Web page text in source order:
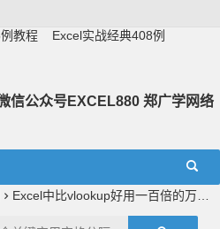
教程
Excel实战经典408例
信公众号EXCEL880 郑广学网络
Excel中比vlookup好用一百倍的万能查找函数lookup六种用法详解